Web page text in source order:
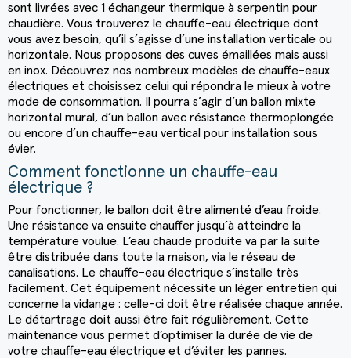
sont livrées avec 1 échangeur thermique à serpentin pour
chaudière. Vous trouverez le chauffe-eau électrique dont
vous avez besoin, qu’il s’agisse d’une installation verticale ou
horizontale. Nous proposons des cuves émaillées mais aussi
en inox. Découvrez nos nombreux modèles de chauffe-eaux
électriques et choisissez celui qui répondra le mieux à votre
mode de consommation. Il pourra s’agir d’un ballon mixte
horizontal mural, d’un ballon avec résistance thermoplongée
ou encore d’un chauffe-eau vertical pour installation sous
évier.
Comment fonctionne un chauffe-eau
électrique ?
Pour fonctionner, le ballon doit être alimenté d’eau froide.
Une résistance va ensuite chauffer jusqu’à atteindre la
température voulue. L’eau chaude produite va par la suite
être distribuée dans toute la maison, via le réseau de
canalisations. Le chauffe-eau électrique s’installe très
facilement. Cet équipement nécessite un léger entretien qui
concerne la vidange : celle-ci doit être réalisée chaque année.
Le détartrage doit aussi être fait régulièrement. Cette
maintenance vous permet d’optimiser la durée de vie de
votre chauffe-eau électrique et d’éviter les pannes.